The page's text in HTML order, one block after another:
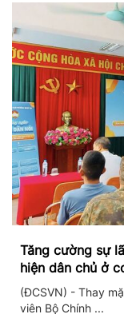
Tăng cường sự
hiện dân chủ ở
(ĐCSVN) - Thay
viên Bộ Chính ...